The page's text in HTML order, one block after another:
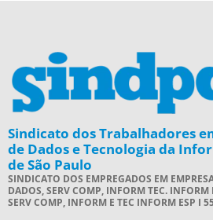
Sindicato dos Trabalhadores
de Dados e Tecnologia da
de São Paulo
SINDICATO DOS EMPREGADOS EM
DADOS, SERV COMP, INFORM TEC. INFORM
SERV COMP, INFORM E TEC INFORM ESP I